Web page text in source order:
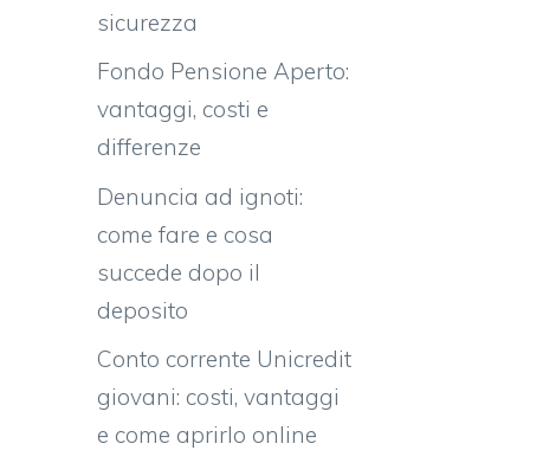
sicurezza
Fondo Pensione Aperto:
vantaggi, costi e
differenze
Denuncia ad ignoti:
come fare e cosa
succede dopo il
deposito
Conto corrente Unicredit
giovani: costi, vantaggi
e come aprirlo online